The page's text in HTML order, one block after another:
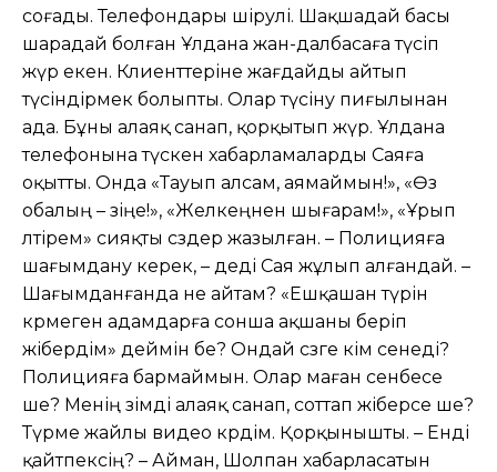
соғады. Телефондары өшірулі. Шақшадай басы
шарадай болған Ұлдана жан-далбасаға түсіп
жүр екен. Клиенттеріне жағдайды айтып
түсіндірмек болыпты. Олар түсіну пиғылынан
ада. Бұны алаяқ санап, қорқытып жүр. Ұлдана
телефонына түскен хабарламаларды Саяға
оқытты. Онда «Тауып алсам, аямаймын!», «Өз
обалың – өзіңе!», «Желкеңнен шығарам!», «Ұрып
өлтірем» сияқты сөздер жазылған. – Полицияға
шағымдану керек, – деді Сая жұлып алғандай. –
Шағымданғанда не айтам? «Ешқашан түрін
көрмеген адамдарға сонша ақшаны беріп
жібердім» деймін бе? Ондай сөзге кім сенеді?
Полицияға бармаймын. Олар маған сенбесе
ше? Менің өзімді алаяқ санап, соттап жіберсе ше?
Түрме жайлы видео көрдім. Қорқынышты. – Енді
қайтпексің? – Айман, Шолпан хабарласатын